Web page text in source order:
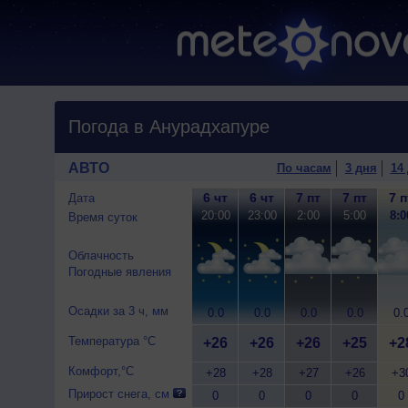
Погода в Анурадхапуре
АВТО По часам 3 дня 14
Дата
Время суток
Облачность
Погодные явления
Осадки за 3 ч, мм
Температура °C
Комфорт,°C
Прирост снега, см
6 чт
20:00
0.0
+26
+28
0
6 чт
23:00
0.0
+26
+28
0
7 пт
2:00
0.0
+26
+27
0
7 пт
5:00
0.0
+25
+26
0
7
0